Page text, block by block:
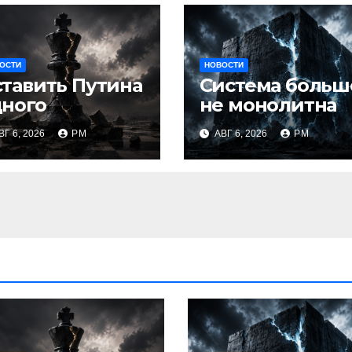
Путина
6, 2026 РМ
НОВОСТИ
Система
не монолитна
АВГ 6, 2026 РМ